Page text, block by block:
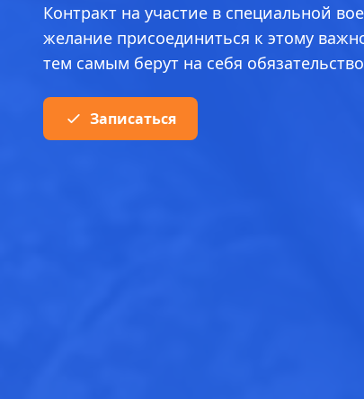
Контракт на участие в специальной
желание присоединиться к этому
тем самым берут на себя
Записаться